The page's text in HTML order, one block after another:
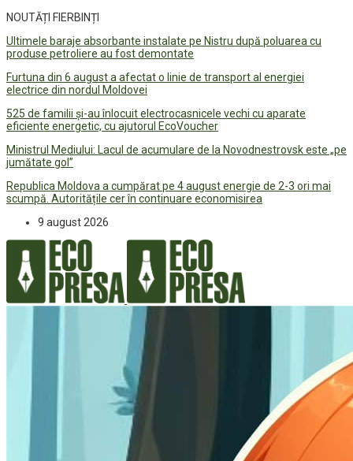
NOUTĂȚI FIERBINȚI
Ultimele baraje absorbante instalate pe Nistru după poluarea cu
produse petroliere au fost demontate
Furtuna din 6 august a afectat o linie de transport al energiei
electrice din nordul Moldovei
525 de familii și-au înlocuit electrocasnicele vechi cu aparate
eficiente energetic, cu ajutorul EcoVoucher
Ministrul Mediului: Lacul de acumulare de la Novodnestrovsk este „pe
jumătate gol”
Republica Moldova a cumpărat pe 4 august energie de 2-3 ori mai
scumpă. Autoritățile cer în continuare economisirea
9 august 2026